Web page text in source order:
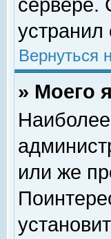
сервере.
устранил
Вернуться
» Моего
или же